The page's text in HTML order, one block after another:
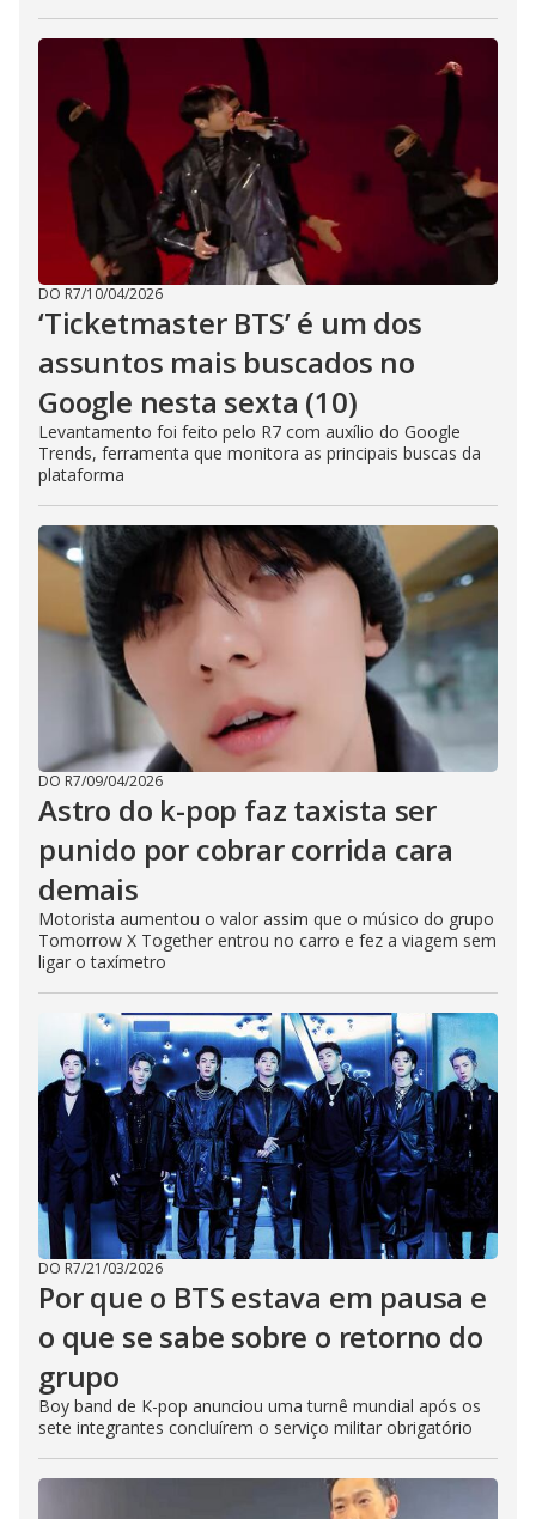
DO R7/10/04/2026
‘Ticketmaster BTS’ é um dos
assuntos mais buscados no
Google nesta sexta (10)
Levantamento foi feito pelo R7 com auxílio do Google
Trends, ferramenta que monitora as principais buscas da
plataforma
DO R7/09/04/2026
Astro do k-pop faz taxista ser
punido por cobrar corrida cara
demais
Motorista aumentou o valor assim que o músico do grupo
Tomorrow X Together entrou no carro e fez a viagem sem
ligar o taxímetro
DO R7/21/03/2026
Por que o BTS estava em pausa e
o que se sabe sobre o retorno do
grupo
Boy band de K-pop anunciou uma turnê mundial após os
sete integrantes concluírem o serviço militar obrigatório